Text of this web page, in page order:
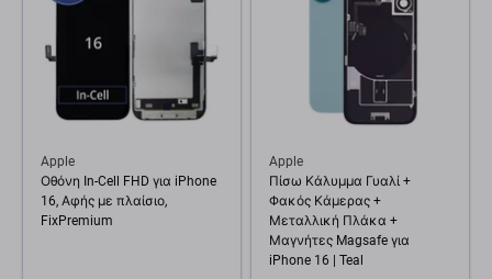
Apple
Οθόνη In-Cell FHD για iPhone
16, Αφής με πλαίσιο,
FixPremium
Apple
Πίσω Κάλυμμα Γυαλί +
Φακός Κάμερας +
Μεταλλική Πλάκα +
Μαγνήτες Magsafe για
iPhone 16 | Teal